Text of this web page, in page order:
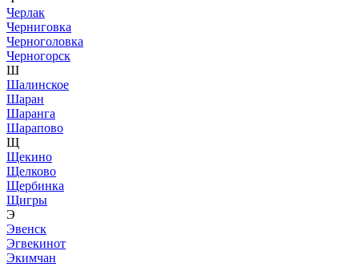
Черлак
Черниговка
Черноголовка
Черногорск
Ш
Шалинское
Шаран
Шаранга
Шарапово
Щ
Щекино
Щелково
Щербинка
Щигры
Э
Эвенск
Эгвекинот
Экимчан